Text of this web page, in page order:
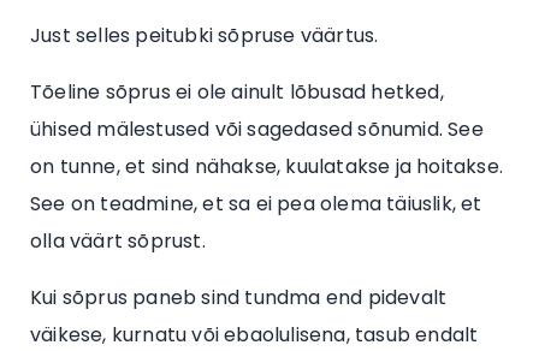
Just selles peitubki sõpruse väärtus.
Tõeline sõprus ei ole ainult lõbusad hetked,
ühised mälestused või sagedased sõnumid. See
on tunne, et sind nähakse, kuulatakse ja hoitakse.
See on teadmine, et sa ei pea olema täiuslik, et
olla väärt sõprust.
Kui sõprus paneb sind tundma end pidevalt
väikese, kurnatu või ebaolulisena, tasub endalt